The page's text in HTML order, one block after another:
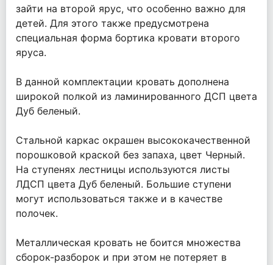
зайти на второй ярус, что особенно важно для
детей. Для этого также предусмотрена
специальная форма бортика кровати второго
яруса.
В данной комплектации кровать дополнена
широкой полкой из ламинированного ДСП цвета
Дуб беленый.
Стальной каркас окрашен высококачественной
порошковой краской без запаха, цвет Черный.
На ступенях лестницы используются листы
ЛДСП цвета Дуб беленый. Большие ступени
могут использоваться также и в качестве
полочек.
Металлическая кровать не боится множества
сборок-разборок и при этом не потеряет в